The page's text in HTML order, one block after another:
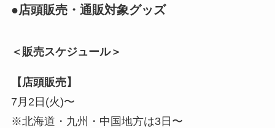
●店頭販売・通販対象グッズ
＜販売スケジュール＞
【店頭販売】
7月2日(火)〜
※北海道・九州・中国地方は3日〜